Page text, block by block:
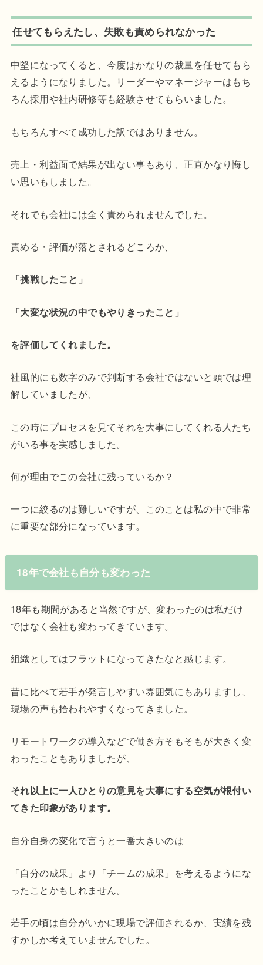
任せてもらえたし、失敗も責められなかった
中堅になってくると、今度はかなりの裁量を任せてもら
えるようになりました。リーダーやマネージャーはもち
ろん採用や社内研修等も経験させてもらいました。
もちろんすべて成功した訳ではありません。
売上・利益面で結果が出ない事もあり、正直かなり悔し
い思いもしました。
それでも会社には全く責められませんでした。
責める・評価が落とされるどころか、
「挑戦したこと」
「大変な状況の中でもやりきったこと」
を評価してくれました。
社風的にも数字のみで判断する会社ではないと頭では理
解していましたが、
この時にプロセスを見てそれを大事にしてくれる人たち
がいる事を実感しました。
何が理由でこの会社に残っているか？
一つに絞るのは難しいですが、このことは私の中で非常
に重要な部分になっています。
18年で会社も自分も変わった
18年も期間があると当然ですが、変わったのは私だけ
ではなく会社も変わってきています。
組織としてはフラットになってきたなと感じます。
昔に比べて若手が発言しやすい雰囲気にもありますし、
現場の声も拾われやすくなってきました。
リモートワークの導入などで働き方そもそもが大きく変
わったこともありましたが、
それ以上に一人ひとりの意見を大事にする空気が根付い
てきた印象があります。
自分自身の変化で言うと一番大きいのは
「自分の成果」より「チームの成果」を考えるようにな
ったことかもしれません。
若手の頃は自分がいかに現場で評価されるか、実績を残
すかしか考えていませんでした。